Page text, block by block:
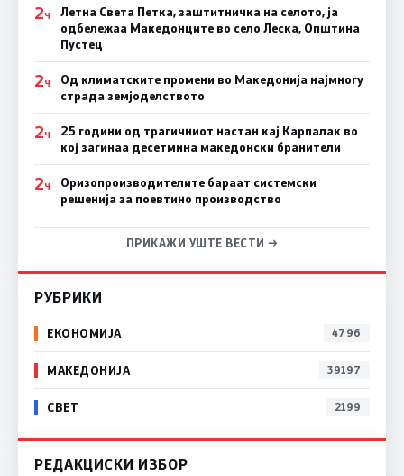
2Ч
Летна Света Петка, заштитничка на селото, ја
одбележаа Македонците во село Леска, Општина
Пустец
2Ч
Од климатските промени во Македонија најмногу
страда земјоделството
2Ч
25 години од трагичниот настан кај Карпалак во
кој загинаа десетмина македонски бранители
2Ч
Оризопроизводителите бараат системски
решенија за поевтино производство
ПРИКАЖИ УШТЕ ВЕСТИ →
РУБРИКИ
ЕКОНОМИЈА 4796
МАКЕДОНИЈА 39197
СВЕТ 2199
РЕДАКЦИСКИ ИЗБОР